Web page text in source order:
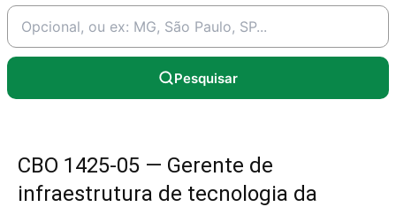
Pesquisar
CBO 1425-05 — Gerente de
infraestrutura de tecnologia da